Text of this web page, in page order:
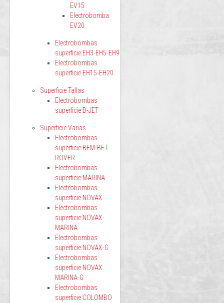
EV15
Electrobomba
EV20
Electrobombas
superficie EH3-EH5-EH9
Electrobombas
superficie EH15-EH20
Superficie Tallas
Electrobombas
superficie D-JET
Superficie Varias
Electrobombas
superficie BEM-BET-
ROVER
Electrobombas
superficie MARINA
Electrobombas
superficie NOVAX
Electrobombas
superficie NOVAX-
MARINA
Electrobombas
superficie NOVAX-G
Electrobombas
superficie NOVAX
MARINA-G
Electrobombas
superficie COLOMBO